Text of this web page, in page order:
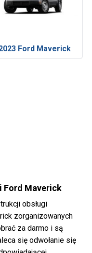
Ford Maverick
Ford Maverick
obsługi
zorganizowanych
za darmo i są
się odwołanie się